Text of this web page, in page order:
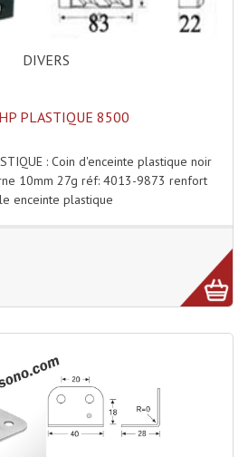
Nomade Bluetooth
(Ecoutes De Studio)
Monitoring
Actifs, Correcteurs
Parleurs Amplis Guitare
Pavillons Pour Enceinte
Pour Enceintes
DIVERS
PLASTIQUE 8500
: Coin d'enceinte plastique noir
10mm 27g réf: 4013-9873 renfort
enceinte plastique